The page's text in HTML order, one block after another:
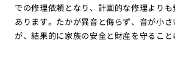
での修理依頼となり、計画的な修理より
あります。たかが異音と侮らず、音が小
が、結果的に家族の安全と財産を守ること